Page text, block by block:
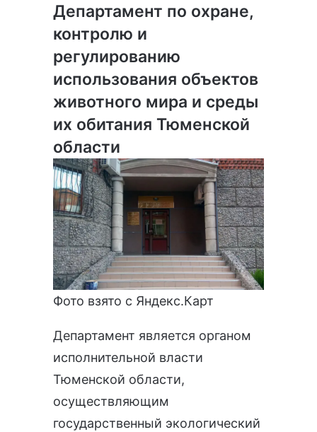
Департамент по охране,
контролю и
регулированию
использования объектов
животного мира и среды
их обитания Тюменской
области
Фото взято с Яндекс.Карт
Департамент является органом
исполнительной власти
Тюменской области,
осуществляющим
государственный экологический